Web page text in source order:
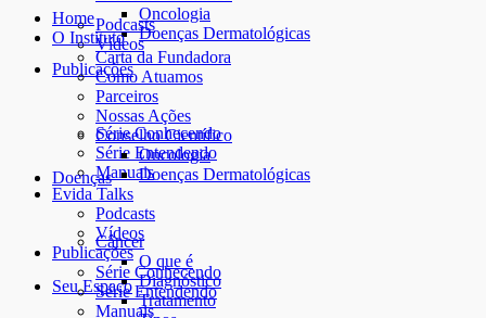
Oncologia
Doenças Dermatológicas
Podcasts
Vídeos
Publicações
Série Conhecendo
Série Entendendo
Manuais
Doenças
Câncer
O que é
Diagnóstico
Tratamento
Seu Espaço
Home
O Instituto
Carta da Fundadora
Como Atuamos
Parceiros
Nossas Ações
Conselho Científico
Oncologia
Doenças Dermatológicas
Evida Talks
Podcasts
Vídeos
Publicações
Série Conhecendo
Série Entendendo
Manuais